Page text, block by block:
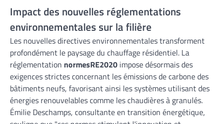
Impact des nouvelles réglementations
environnementales sur la filière
Les nouvelles directives environnementales transforment
profondément le paysage du chauffage résidentiel. La
réglementation normesRE2020 impose désormais des
exigences strictes concernant les émissions de carbone des
bâtiments neufs, favorisant ainsi les systèmes utilisant des
énergies renouvelables comme les chaudières à granulés.
Émilie Deschamps, consultante en transition énergétique,